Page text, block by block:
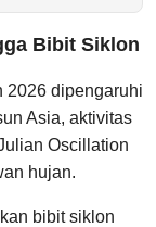
Bibit Siklon
2026 dipengaruhi
Asia, aktivitas
Oscillation
hujan.
bibit siklon